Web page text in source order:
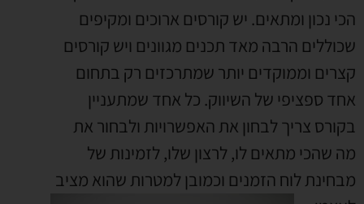
הכי נכון ומתאים. יש קורסים ארוכים ומקיפים
שכוללים הרבה מאד תכנים מגוונים ויש קורסים
קצרים וממוקדים יותר שמתרכזים רק בתחום
אחד ספציפי של השיווק. כל אחד שמתעניין
בקורס צריך לבחון את האפשרויות ולבחור את
מה שהכי מתאים לו, לרצון שלו, לזמינות של
מבחינת לוח הזמנים וכמובן למטרות שהוא מציב